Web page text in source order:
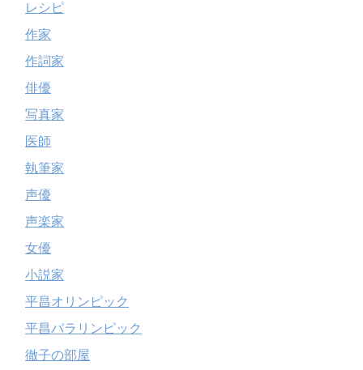
レシピ
作家
作詞家
俳優
写真家
医師
執筆家
声優
声楽家
女優
小説家
平昌オリンピック
平昌パラリンピック
徹子の部屋